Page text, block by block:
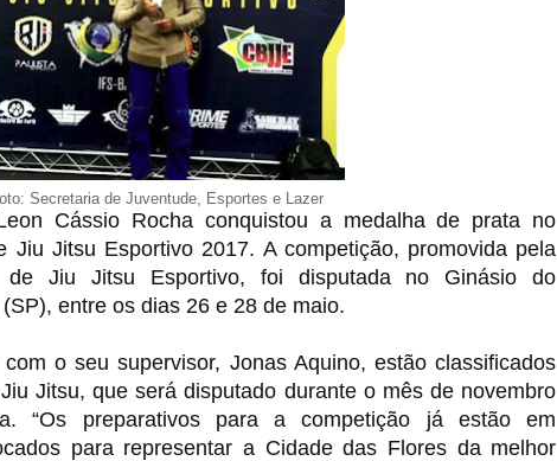
Secretaria de Juventude, Esportes e Lazer
Cássio Rocha conquistou a medalha de prata no
Jiu Jitsu Esportivo 2017. A competição, promovida pela
de Jiu Jitsu Esportivo, foi disputada no Ginásio do
entre os dias 26 e 28 de maio.
o seu supervisor, Jonas Aquino, estão classificados
Jitsu, que será disputado durante o mês de novembro
“Os preparativos para a competição já estão em
para representar a Cidade das Flores da melhor